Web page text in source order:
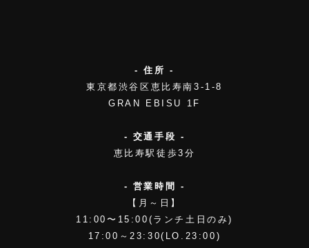
- 住所 -
東京都渋谷区恵比寿南3-1-8
GRAN EBISU 1F
- 交通手段 -
恵比寿駅徒歩3分
- 営業時間 -
【月～日】
11:00〜15:00(ランチ土日のみ)
17:00～23:30(LO.23:00)